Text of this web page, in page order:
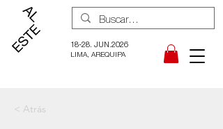
18-28. JUN.2026
LIMA, AREQUIPA
< Atrás